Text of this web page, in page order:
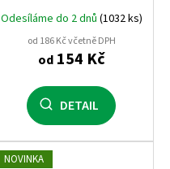
dvoubarevné, 100% bavlna
Odesíláme do 2 dnů (1032 ks)
od 186 Kč včetně DPH
od154 Kč
DETAIL
NOVINKA